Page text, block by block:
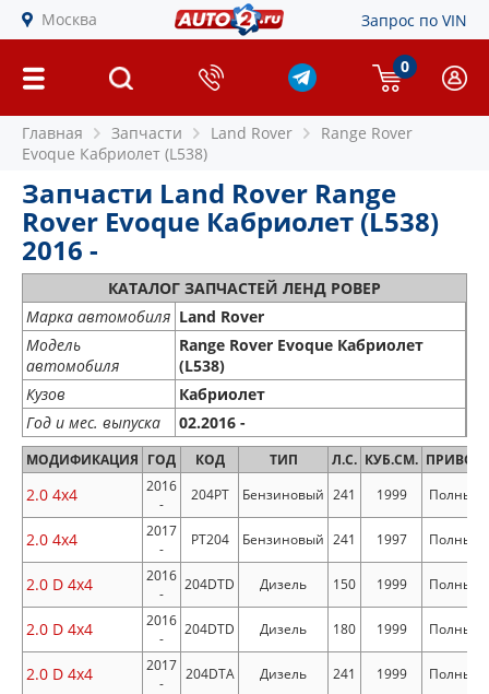
Москва Запрос по VIN
0
Главная Запчасти Land Rover
Range Rover
Evoque Кабриолет (L538)
Запчасти Land Rover Range
Rover Evoque Кабриолет (L538)
2016 -
КАТАЛОГ ЗАПЧАСТЕЙ ЛЕНД РОВЕР
Марка автомобиля Land Rover
Модель
автомобиля
Range Rover Evoque Кабриолет
(L538)
Кузов
Кабриолет
Год и мес. выпуска
02.2016 -
МОДИФИКАЦИЯ ГОД КОД ТИП Л.С. КУБ.СМ. ПРИВОД
2.0 4x4
2016
-
204PT Бензиновый 241 1999 Полный
2.0 4x4
2017
-
PT204 Бензиновый 241 1997 Полный
2.0 D 4x4
2016
-
204DTD Дизель 150 1999 Полный
2.0 D 4x4
2016
-
204DTD Дизель 180 1999 Полный
2.0 D 4x4
2017
-
204DTA Дизель 241 1999 Полный